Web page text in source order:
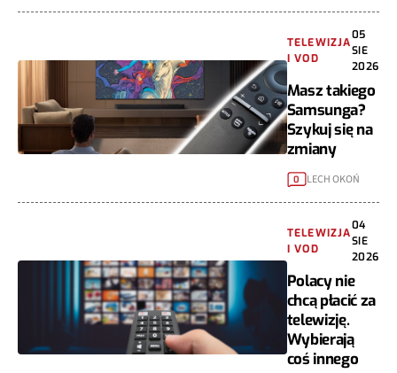
TELEWIZJA
I VOD
05
SIE
2026
Masz takiego
Samsunga?
Szykuj się na
zmiany
0 LECH OKOŃ
TELEWIZJA
I VOD
04
SIE
2026
Polacy nie
chcą płacić za
telewizję.
Wybierają
coś innego